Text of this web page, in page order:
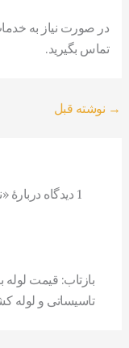
در صورت نیاز به
تماس بگیرید.
→ نوشته قبل
1 دیدگاه دربارهٔ «نرخ اتحادیه لوله بازکنی تهران»
بازتاب: قیمت
تاسیساتی و لوله